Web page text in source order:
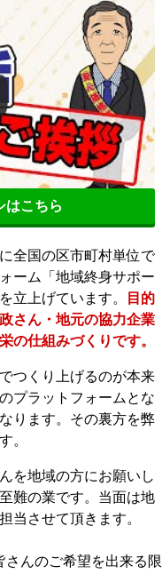
はこちら
全国の区市町村単位で
ーム「地域終身サポー
立上げています。
目的
さん・地元の協力企業
の仕組みづくりです。
つくり上げるのが本来
プラットフォームとな
ります。その裏方を弊
。
を地域の方にお願いし
難の業です。当面は地
当させて頂きます。
さんのご希望を出来る限